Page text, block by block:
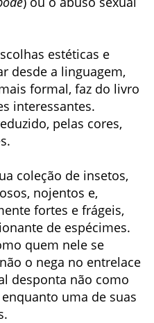
estéticas e
desde a linguagem,
formal, faz do livro
interessantes.
pelas cores,
coleção de insetos,
nojentos e,
fortes e frágeis,
de espécimes.
quem nele se
o nega no entrelace
desponta não como
uma de suas